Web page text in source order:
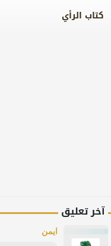
كتاب الرأي
آخر تعليق
ايمن